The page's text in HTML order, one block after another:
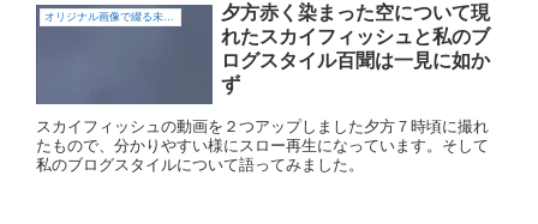
オリジナル画像で綴る未確認飛行物体（UFO)
夕方赤く染まった空について現
れたスカイフィッシュと私のブ
ログスタイル百聞は一見に如か
ず
スカイフィッシュの動画を２つアップしました夕方７時頃に撮れ
たもので、分かりやすい様にスロー再生になっています。そして
私のブログスタイルについて語ってみました。